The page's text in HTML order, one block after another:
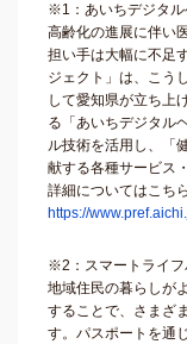
※1：あいちデジタル
高齢化の進展に伴い
担い手は大幅に不足
ジェクト」は、こう
して愛知県が立ち上
る「あいちデジタル
ル技術を活用し、「
献する各種サービス
詳細についてはこち
https://
※2：スマートライフ
地域住民の暮らしが
することで、さまざ
す。パスポートを通